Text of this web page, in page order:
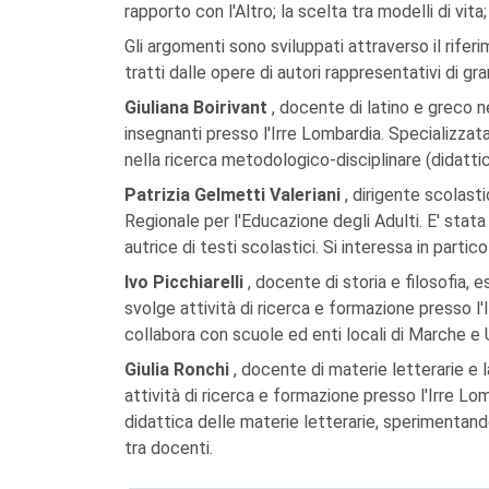
rapporto con l'Altro; la scelta tra modelli di
Gli argomenti sono sviluppati attraverso il
tratti dalle opere di autori rappresentativi di
Giuliana Boirivant , docente di latino e greco
insegnanti presso l'Irre Lombardia.
nella ricerca metodologico-disciplinare
Patrizia Gelmetti Valeriani , dirigente
Regionale per l'Educazione degli Adulti. E'
autrice di testi scolastici. Si interessa in
Ivo Picchiarelli , docente di storia e filosofia,
svolge attività di ricerca e formazione presso
collabora con scuole ed enti locali di Marche e
Giulia Ronchi , docente di materie letterarie e
attività di ricerca e formazione presso l'Irre
didattica delle materie letterarie,
tra docenti.